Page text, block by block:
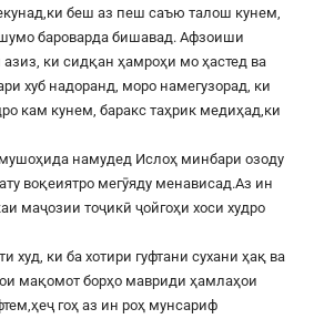
беш аз пеш саъю талош кунем,
шумо бароварда бишавад. Афзоиши
ки сидқан ҳамроҳи мо ҳастед ва
хуб надоранд, моро намегузорад, ки
кам кунем, баракс таҳрик медиҳад,ки
намудед Ислоҳ минбари озоду
воқеиятро мегӯяду менависад.Аз ин
маҷозии тоҷикӣ ҷойгоҳи хоси худро
худ, ки ба хотири гуфтани сухани ҳақ ва
мақомот борҳо мавриди ҳамлаҳои
гоҳ аз ин роҳ мунсариф